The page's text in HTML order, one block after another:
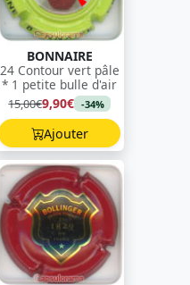
BONNAIRE
24 Contour vert pâle
* 1 petite bulle d'air
15,00€9,90€ -34%
Ajouter